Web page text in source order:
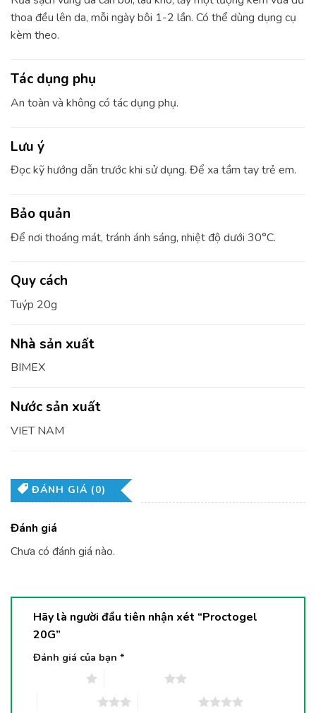
thoa đều lên da, mỗi ngày bôi 1-2 lần. Có thể dùng dụng cụ
kèm theo.
Tác dụng phụ
An toàn và không có tác dụng phụ.
Lưu ý
Đọc kỹ hướng dẫn trước khi sử dụng. Để xa tầm tay trẻ em.
Bảo quản
Để nơi thoáng mát, tránh ánh sáng, nhiệt độ dưới 30°C.
Quy cách
Tuýp 20g
Nhà sản xuất
BIMEX
Nước sản xuất
VIET NAM
ĐÁNH GIÁ (0)
Đánh giá
Chưa có đánh giá nào.
Hãy là người đầu tiên nhận xét “Proctogel
20G”
Đánh giá của bạn *